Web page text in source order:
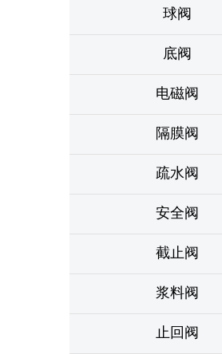
球阀
底阀
电磁阀
隔膜阀
疏水阀
安全阀
截止阀
浆料阀
止回阀